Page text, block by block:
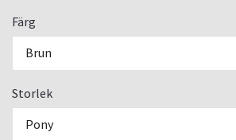
Färg
Brun
Storlek
Pony